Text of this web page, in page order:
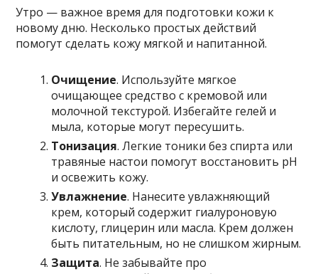
Утро — важное время для подготовки кожи к
новому дню. Несколько простых действий
помогут сделать кожу мягкой и напитанной.
Очищение. Используйте мягкое
очищающее средство с кремовой или
молочной текстурой. Избегайте гелей и
мыла, которые могут пересушить.
Тонизация. Легкие тоники без спирта или
травяные настои помогут восстановить pH
и освежить кожу.
Увлажнение. Нанесите увлажняющий
крем, который содержит гиалуроновую
кислоту, глицерин или масла. Крем должен
быть питательным, но не слишком жирным.
Защита. Не забывайте про